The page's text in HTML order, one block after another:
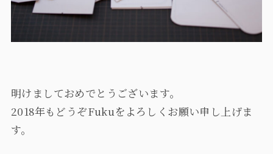
明けましておめでとうございます。
2018年もどうぞFukuをよろしくお願い申し上げま
す。